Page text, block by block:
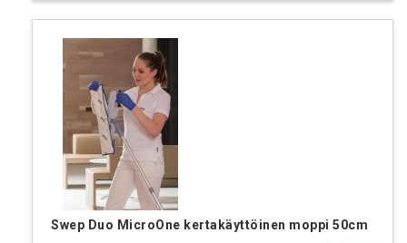
Swep Duo MicroOne kertakäyttöinen moppi 50cm